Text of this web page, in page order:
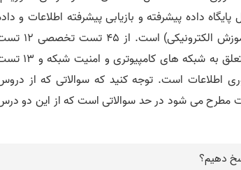
داده پیشرفته و بازیابی پیشرفته اطلاعات و
کاوی) و خدمات فناوری اطلاعات (شامل تجارت الکترونیک و آموزش
متعلق به دروس ساختمان داده و طراحی الگوریتم، 10 تست متعلق به شبکه های
به خدمات فناوری اطلاعات است. توجه کنید که سوالاتی که از
مطرح می شود در حد سوالاتی است که از این دو
دهیم؟